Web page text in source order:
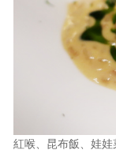
紅喉、昆布飯、娃娃